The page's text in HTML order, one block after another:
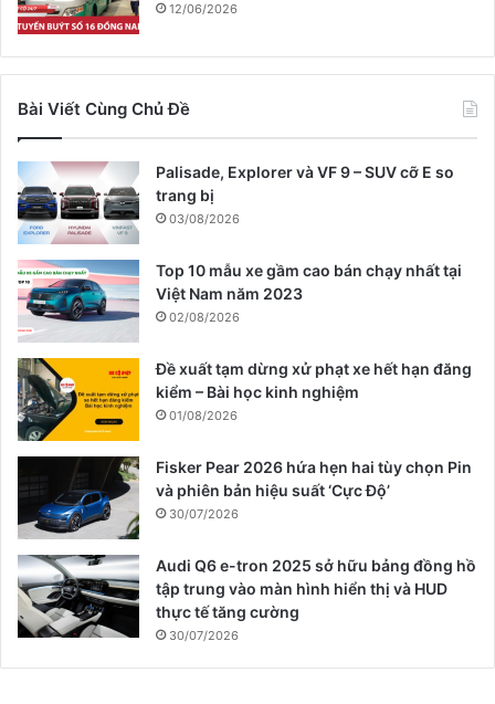
12/06/2026
Bài Viết Cùng Chủ Đề
Palisade, Explorer và VF 9 – SUV cỡ E so
trang bị
03/08/2026
Top 10 mẫu xe gầm cao bán chạy nhất tại
Việt Nam năm 2023
02/08/2026
Đề xuất tạm dừng xử phạt xe hết hạn đăng
kiểm – Bài học kinh nghiệm
01/08/2026
Fisker Pear 2026 hứa hẹn hai tùy chọn Pin
và phiên bản hiệu suất ‘Cực Độ’
30/07/2026
Audi Q6 e-tron 2025 sở hữu bảng đồng hồ
tập trung vào màn hình hiển thị và HUD
thực tế tăng cường
30/07/2026